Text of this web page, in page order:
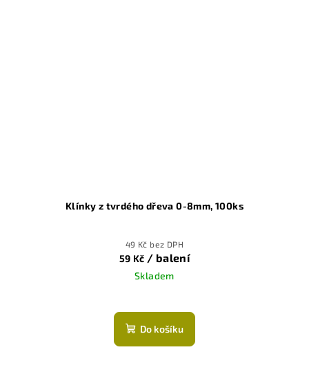
Klínky z tvrdého dřeva 0-8mm, 100ks
49 Kč bez DPH
59 Kč / balení
Skladem
hodnocení
produktu
Do košíku